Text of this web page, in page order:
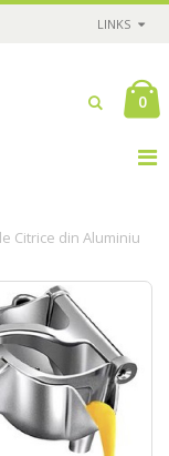
LINKS
0
Citrice din Aluminiu